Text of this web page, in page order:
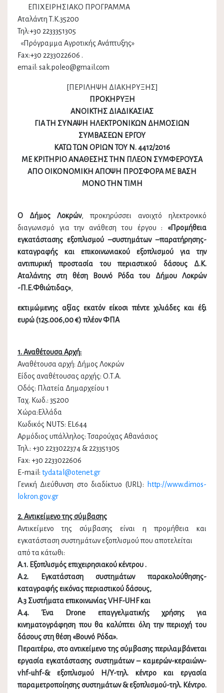
ΕΠΙΧΕΙΡΗΣΙΑΚΟ ΠΡΟΓΡΑΜΜΑ
Αταλάντη Τ.Κ.35200
Τηλ:+30 2233351305
«Πρόγραμμα Αγροτικής Ανάπτυξης»
Fax:+30 2233022606 .
email: sak.poleo@gmail.com
[ΠΕΡΙΛΗΨΗ ΔΙΑΚΗΡΥΞΗΣ]
ΠΡΟΚΗΡΥΞΗ
ΑΝΟΙΚΤΗΣ ΔΙΑΔΙΚΑΣΙΑΣ
ΓΙΑ ΤΗ ΣΥΝΑΨΗ ΗΛΕΚΤΡΟΝΙΚΩΝ ΔΗΜΟΣΙΩΝ
ΣΥΜΒΑΣΕΩΝ ΕΡΓΟΥ
ΚΑΤΩ ΤΩΝ ΟΡΙΩΝ ΤΟΥ Ν. 4412/2016
ΜΕ ΚΡΙΤΗΡΙΟ ΑΝΑΘΕΣΗΣ ΤΗΝ ΠΛΕΟΝ ΣΥΜΦΕΡΟΥΣΑ
ΑΠΟ ΟΙΚΟΝΟΜΙΚΗ ΑΠΟΨΗ ΠΡΟΣΦΟΡΑ ΜΕ ΒΑΣΗ
ΜΟΝΟ ΤΗΝ ΤΙΜΗ
Ο Δήμος Λοκρών, προκηρύσσει ανοιχτό ηλεκτρονικό
διαγωνισμό για την ανάθεση του έργου : «Προμήθεια
εγκατάστασης εξοπλισμού –συστημάτων –παρατήρησης-
καταγραφής και επικοινωνιακού εξοπλισμού για την
αντιπυρική προστασία του περιαστικού δάσους Δ.Κ.
Αταλάντηςστη θέση Βουνό Ρόδα του Δήμου Λοκρών
-Π.Ε.Φθιώτιδας»,
εκτιμώμενης αξίας εκατόν είκοσι πέντε χιλιάδες και έξι
ευρώ (125.006,00 €) πλέον ΦΠΑ
1. Αναθέτουσα Αρχή:
Αναθέτουσα αρχή: Δήμος Λοκρών
Είδος αναθέτουσας αρχής: Ο.Τ.Α.
Οδός: Πλατεία Δημαρχείου 1
Ταχ. Κωδ.: 35200
Χώρα:Ελλάδα
Κωδικός ΝUTS: EL644
Αρμόδιος υπάλληλος: Τσαρούχας Αθανάσιος
Τηλ.: +30 2233022374 & 223351305
Fax: +30 2233022606
E-mail: tydatal@otenet.gr
Γενική Διεύθυνση στο διαδίκτυο (URL):
http://www.dimos-
lokron.gov.gr
2. Αντικείμενο της σύμβασης
Αντικείμενο της σύμβασης είναι η προμήθεια και
εγκατάσταση συστημάτων εξοπλισμού που αποτελείται
από τα κάτωθι:
Α.1. Εξοπλισμός επιχειρησιακού κέντρου .
Α.2. Εγκατάσταση συστημάτων παρακολούθησης-
καταγραφής εικόνας περιαστικού δάσους,
Α.3 Συστήματα επικοινωνίας VHF-UHF και
Α.4. Ένα Drone επαγγελματικής χρήσης για
κινηματογράφηση που θα καλύπτει όλη την περιοχή του
δάσους στη θέση «Βουνό Ρόδα».
Περαιτέρω, στο αντικείμενο της σύμβασης περιλαμβάνεται
εργασία εγκατάστασης συστημάτων – καμερών-κεραιώνν-
vhf-uhf-& εξοπλισμού H/Y-τηλ. κέντρο και εργασία
παραμετροποίησης συστημάτων & εξοπλισμού-τηλ. Κέντρο.